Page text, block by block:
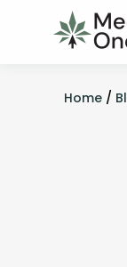
Home /